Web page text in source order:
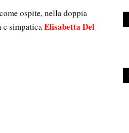
ospite, nella doppia
e simpaticaElisabetta Del